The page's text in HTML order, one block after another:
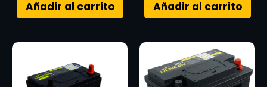
Añadir al carrito Añadir al carrito